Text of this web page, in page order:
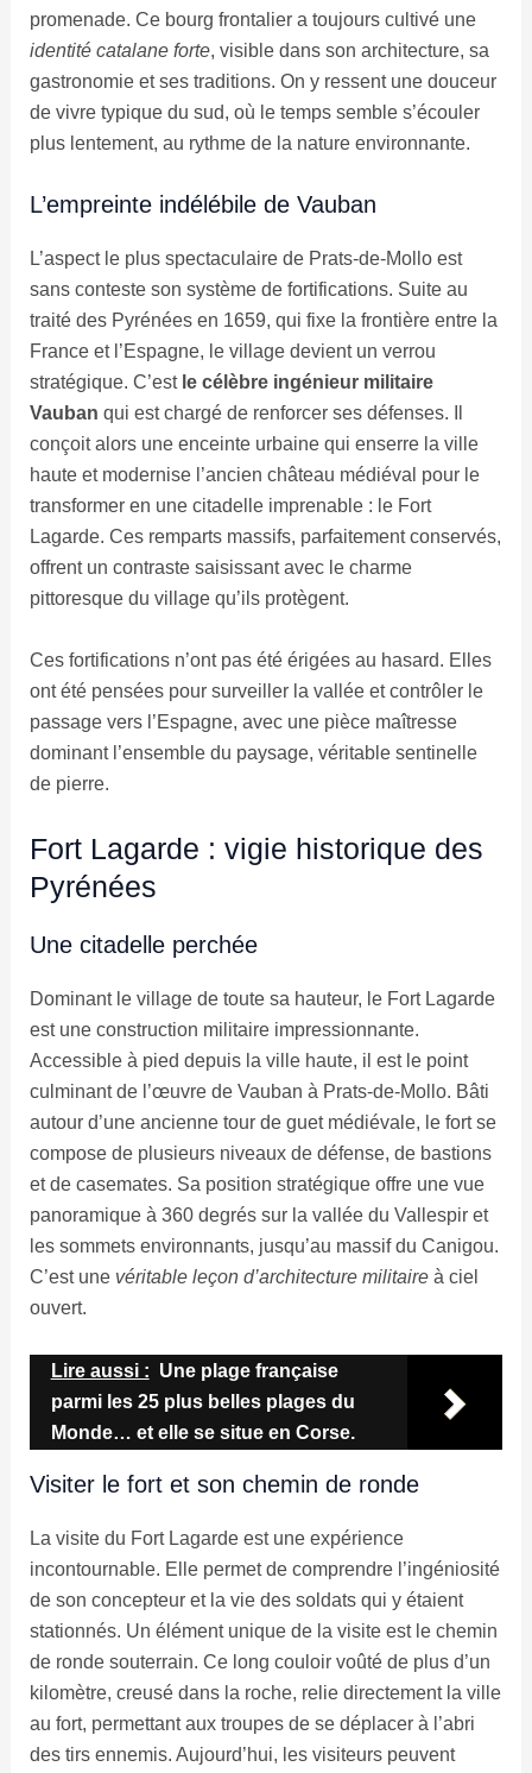
promenade. Ce bourg frontalier a toujours cultivé une
identité catalane forte, visible dans son architecture, sa
gastronomie et ses traditions. On y ressent une douceur
de vivre typique du sud, où le temps semble s’écouler
plus lentement, au rythme de la nature environnante.
L’empreinte indélébile de Vauban
L’aspect le plus spectaculaire de Prats-de-Mollo est
sans conteste son système de fortifications. Suite au
traité des Pyrénées en 1659, qui fixe la frontière entre la
France et l’Espagne, le village devient un verrou
stratégique. C’est le célèbre ingénieur militaire
Vauban qui est chargé de renforcer ses défenses. Il
conçoit alors une enceinte urbaine qui enserre la ville
haute et modernise l’ancien château médiéval pour le
transformer en une citadelle imprenable : le Fort
Lagarde. Ces remparts massifs, parfaitement conservés,
offrent un contraste saisissant avec le charme
pittoresque du village qu’ils protègent.
Ces fortifications n’ont pas été érigées au hasard. Elles
ont été pensées pour surveiller la vallée et contrôler le
passage vers l’Espagne, avec une pièce maîtresse
dominant l’ensemble du paysage, véritable sentinelle
de pierre.
Fort Lagarde : vigie historique des
Pyrénées
Une citadelle perchée
Dominant le village de toute sa hauteur, le Fort Lagarde
est une construction militaire impressionnante.
Accessible à pied depuis la ville haute, il est le point
culminant de l’œuvre de Vauban à Prats-de-Mollo. Bâti
autour d’une ancienne tour de guet médiévale, le fort se
compose de plusieurs niveaux de défense, de bastions
et de casemates. Sa position stratégique offre une vue
panoramique à 360 degrés sur la vallée du Vallespir et
les sommets environnants, jusqu’au massif du Canigou.
C’est une véritable leçon d’architecture militaireà ciel
ouvert.
Lire aussi : Une plage française
parmi les 25 plus belles plages du
Monde… et elle se situe en Corse.
Visiter le fort et son chemin de ronde
La visite du Fort Lagarde est une expérience
incontournable. Elle permet de comprendre l’ingéniosité
de son concepteur et la vie des soldats qui y étaient
stationnés. Un élément unique de la visite est le chemin
de ronde souterrain. Ce long couloir voûté de plus d’un
kilomètre, creusé dans la roche, relie directement la ville
au fort, permettant aux troupes de se déplacer à l’abri
des tirs ennemis. Aujourd’hui, les visiteurs peuvent